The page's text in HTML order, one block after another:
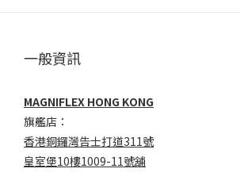
一般資訊
MAGNIFLEX HONG KONG
旗艦店：
香港銅鑼灣告士打道311號
皇室堡10樓1009-11號舖